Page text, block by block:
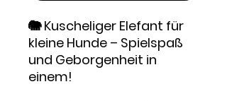
🐘 Kuscheliger Elefant für
kleine Hunde – Spielspaß
und Geborgenheit in
einem!